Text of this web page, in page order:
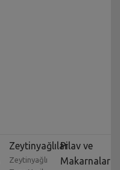
Zeytinyağlılar
Zeytinyağlı
Pilav ve
Makarnalar